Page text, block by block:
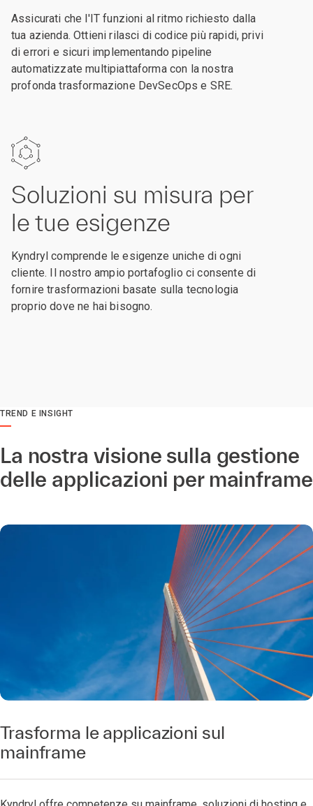
Assicurati che l'IT funzioni al ritmo richiesto dalla
tua azienda. Ottieni rilasci di codice più rapidi, privi
di errori e sicuri implementando pipeline
automatizzate multipiattaforma con la nostra
profonda trasformazione DevSecOps e SRE.
Soluzioni su misura per
le tue esigenze
Kyndryl comprende le esigenze uniche di ogni
cliente. Il nostro ampio portafoglio ci consente di
fornire trasformazioni basate sulla tecnologia
proprio dove ne hai bisogno.
TREND E INSIGHT
La nostra visione sulla gestione
delle applicazioni per mainframe
Trasforma le applicazioni sul
mainframe